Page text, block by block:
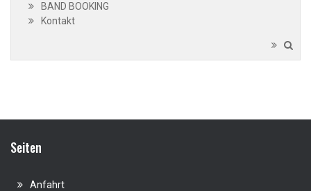
BAND BOOKING
Kontakt
Seiten
Anfahrt